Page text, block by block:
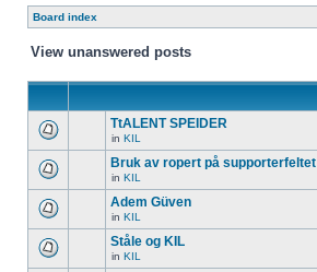
Board index
View unanswered posts
TtALENT SPEIDER
in KIL
Bruk av ropert på supporterfeltet
in KIL
Adem Güven
in KIL
Ståle og KIL
in KIL